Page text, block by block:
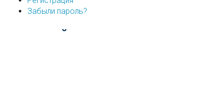
Забыли пароль?
...или войдите используя